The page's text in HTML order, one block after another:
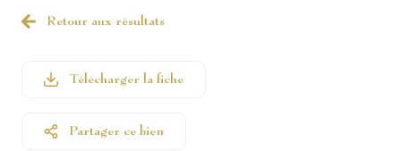
VENTE
MAISON
INTERACTIVES
MAISON
AUTRES
LOCATIVE
Retour aux résultats
Télécharger la fiche
Partager ce bien